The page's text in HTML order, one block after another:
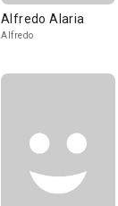
Alfredo Alaria
Alfredo